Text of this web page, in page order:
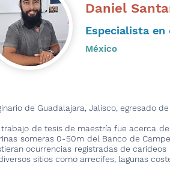
Daniel
Especialista en
México
de Guadalajara, Jalisco, egresado
de tesis de maestría fue acerca
someras 0-50m del Banco de
ocurrencias registradas de
sitios como arrecifes, lagunas